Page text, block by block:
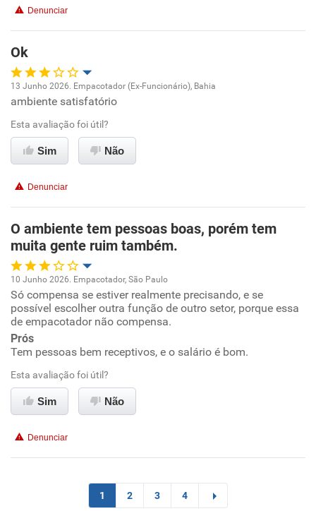
Benefícios
Não recomenda esta empresa
Não recomenda a diretoria
Denunciar
Ok
Oportunidade de promoção
Ambiente de trabalho
Benefícios
Recomenda esta empresa
Recomenda a diretoria
13 Junho 2026. Empacotador (Ex-Funcionário), Bahia
ambiente satisfatório
Esta avaliação foi útil?
Sim Não
Denunciar
O ambiente tem pessoas boas, porém tem
muita gente ruim também.
Oportunidade de promoção
Ambiente de trabalho
Benefícios
Não recomenda esta empresa
Não recomenda a diretoria
10 Junho 2026. Empacotador, São Paulo
Só compensa se estiver realmente precisando, e se
possível escolher outra função de outro setor, porque essa
de empacotador não compensa.
Prós
Tem pessoas bem receptivos, e o salário é bom.
Esta avaliação foi útil?
Sim Não
Denunciar
1 2 3 4